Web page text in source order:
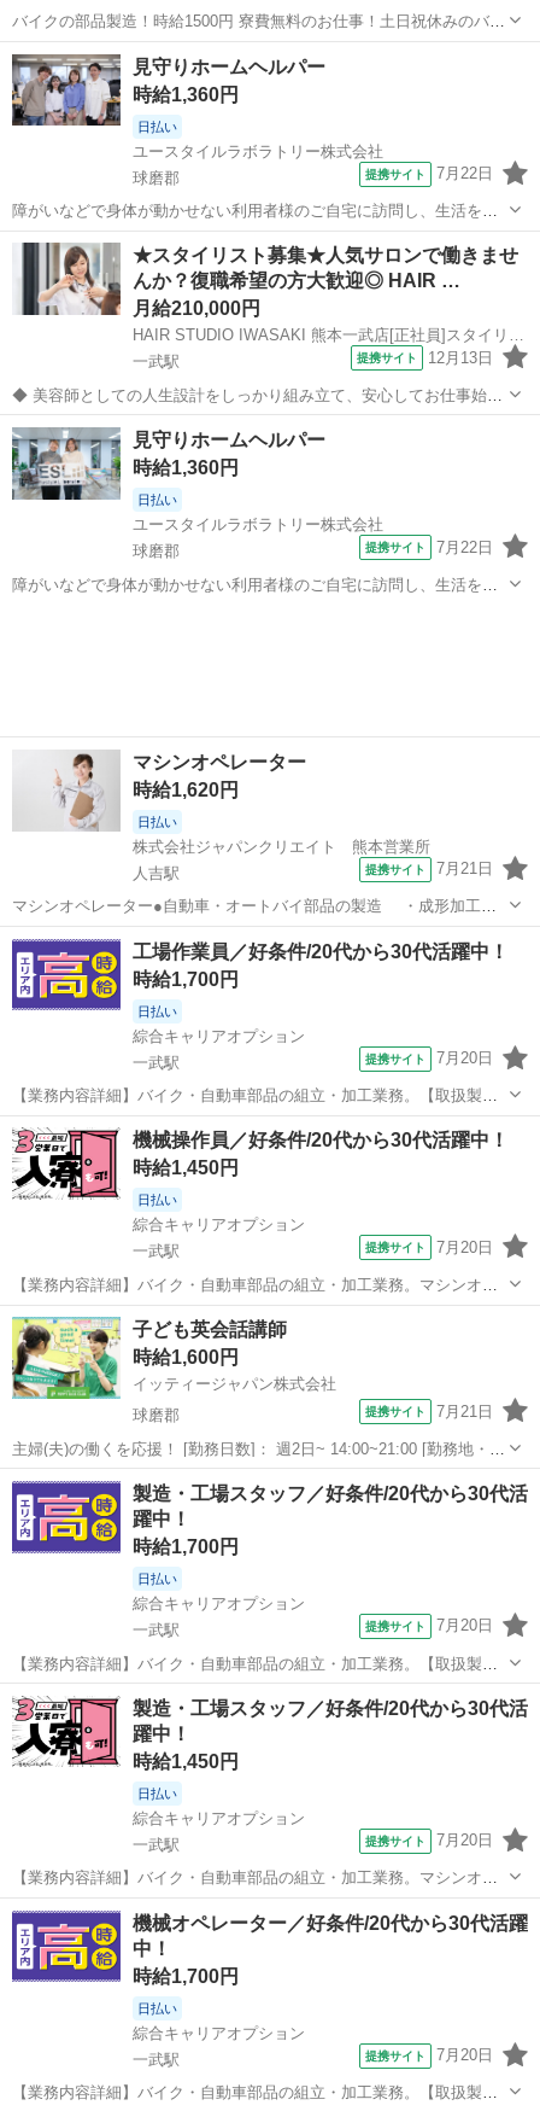
バイクの部品製造！時給1500円 寮費無料のお仕事！土日祝休みのバイ
ク部品製造のお仕事☆ Point1★バイク部品製造のお仕事です◎
Point2☆高時給案件です！！今がチャンスです！ Point3★異業種から
の転職も大歓...
熊本 球磨郡 一武駅
見守りホームヘルパー
時給1,360円
日払い
ユースタイルラボラトリー株式会社
球磨郡
提携サイト 7月22日
障がいなどで身体が動かせない利用者様のご自宅に訪問し、生活を支
える重度訪問介護のお仕事です。 ※1対1で誠実に向き合える方を募集
【仕事内容】 見守りや日常生活のお手伝いが中心ですが、利用者様の
生活を支える大切なポジション...
熊本 球磨郡 介護
★スタイリスト募集★人気サロンで働きませ
んか？復職希望の方大歓迎◎ HAIR …
月給210,000円
HAIR STUDIO IWASAKI 熊本一武店[正社員]スタイリスト(株式会社ハクブン)
一武駅
提携サイト 12月13日
◆ 美容師としての人生設計をしっかり組み立て、安心してお仕事始め
ませんか？ ◆ 美容師として定年の75歳まで安心して働ける環境を整
え、技術だけではなく、マネジメント業務なども幅広く学べます。 美
容師としての人生設計をしっ...
熊本 球磨郡 一武駅
見守りホームヘルパー
時給1,360円
日払い
ユースタイルラボラトリー株式会社
球磨郡
提携サイト 7月22日
障がいなどで身体が動かせない利用者様のご自宅に訪問し、生活を支
マシンオペレーター
時給1,620円
日払い
株式会社ジャパンクリエイト 熊本営業所
人吉駅
提携サイト 7月21日
マシンオペレーター●自動車・オートバイ部品の製造 ・成形加工機
オペレーター ・その他付随する業務 ※歯車部品、ミッションギヤ、
ミッションシャフト、カムシャフトなどを扱います。 ＜勤務先のご紹
介＞ 二輪車などのエンジン...
熊本 球磨郡 人吉駅 工場
工場作業員／好条件/20代から30代活躍中！
時給1,700円
日払い
綜合キャリアオプション
一武駅
提携サイト 7月20日
【業務内容詳細】バイク・自動車部品の組立・加工業務。【取扱製品
情報】バイク・自動車部品 ■お仕事PR ≪無理なくお給料に残業代を上
乗せ≫ 残業は月20時間未満で、 ほどよく稼げます♪ ≪機能的な制服ア
リ≫ 制服があるので、...
熊本 球磨郡 一武駅 工場
機械操作員／好条件/20代から30代活躍中！
時給1,450円
日払い
綜合キャリアオプション
一武駅
提携サイト 7月20日
【業務内容詳細】バイク・自動車部品の組立・加工業務。マシンオペ
レーター業務j。【取扱製品情報】バイク・自動車部品 ※寮アリのお仕
事！一人暮らしスタートにもピッタリ♪ ■お仕事PR ≪住むところも手
に入れよう≫ ・一人暮ら...
熊本 球磨郡 一武駅 工場
子ども英会話講師
時給1,600円
イッティージャパン株式会社
球磨郡
提携サイト 7月21日
主婦(夫)の働くを応援！ [勤務日数]： 週2日~ 14:00~21:00 [勤務地・最
寄駅]： 熊本県球磨郡多良木町字友村1602-6 ペッピーキッズクラブ
第2くま教室 多良木駅徒歩10分 [職種名]：子ども英会...
熊本 球磨郡 その他
製造・工場スタッフ／好条件/20代から30代活
躍中！
時給1,700円
日払い
綜合キャリアオプション
一武駅
提携サイト 7月20日
【業務内容詳細】バイク・自動車部品の組立・加工業務。【取扱製品
情報】バイク・自動車部品 ■お仕事PR ≪無理なくお給料に残業代を上
乗せ≫ 残業は月20時間未満で、 ほどよく稼げます♪ ≪機能的な制服ア
リ≫ 制服があるので、...
熊本 球磨郡 一武駅 工場
製造・工場スタッフ／好条件/20代から30代活
躍中！
時給1,450円
日払い
綜合キャリアオプション
一武駅
提携サイト 7月20日
【業務内容詳細】バイク・自動車部品の組立・加工業務。マシンオペ
レーター業務j。【取扱製品情報】バイク・自動車部品 ※寮アリのお仕
事！一人暮らしスタートにもピッタリ♪ ■お仕事PR ≪住むところも手
に入れよう≫ ・一人暮ら...
熊本 球磨郡 一武駅 工場
機械オペレーター／好条件/20代から30代活躍
中！
時給1,700円
日払い
綜合キャリアオプション
一武駅
提携サイト 7月20日
【業務内容詳細】バイク・自動車部品の組立・加工業務。【取扱製品